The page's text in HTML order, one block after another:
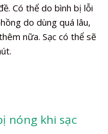
Có thể do bình bị lỗi
do dùng quá lâu,
nữa. Sạc có thể sẽ
nóng khi sạc